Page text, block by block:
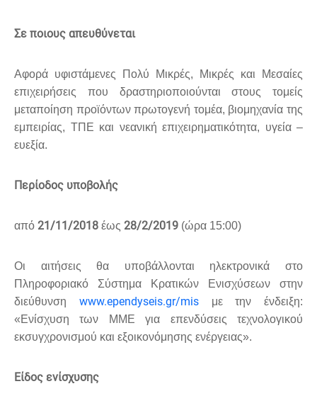
Σε ποιους απευθύνεται
Αφορά υφιστάμενες Πολύ Μικρές, Μικρές και Μεσαίες
επιχειρήσεις που δραστηριοποιούνται στους τομείς
μεταποίηση προϊόντων πρωτογενή τομέα, βιομηχανία της
εμπειρίας, ΤΠΕ και νεανική επιχειρηματικότητα, υγεία –
ευεξία.
Περίοδος υποβολής
από 21/11/2018 έως 28/2/2019 (ώρα 15:00)
Οι αιτήσεις θα υποβάλλονται ηλεκτρονικά στο
Πληροφοριακό Σύστημα Κρατικών Ενισχύσεων στην
διεύθυνση www.ependyseis.gr/misμε την ένδειξη:
«Ενίσχυση των ΜΜΕ για επενδύσεις τεχνολογικού
εκσυγχρονισμού και εξοικονόμησης ενέργειας».
Είδος ενίσχυσης